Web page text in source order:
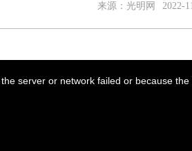
来源： 光明网 2022-
server or network failed or because the